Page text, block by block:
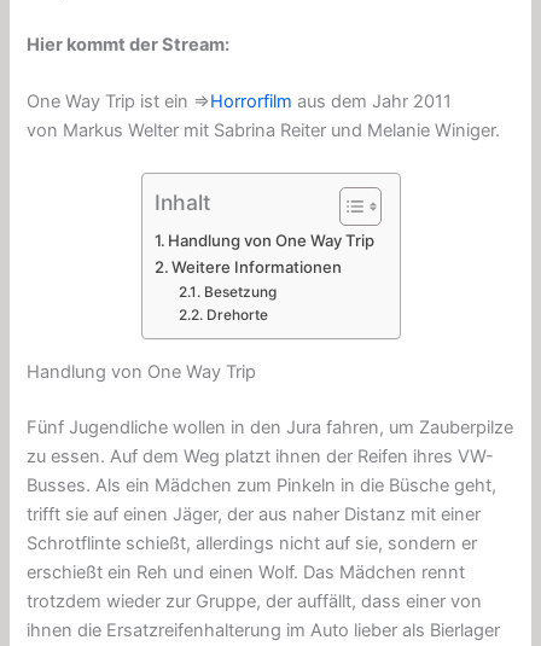
Hier kommt der Stream:
One Way Trip ist ein ⇒Horrorfilm aus dem Jahr 2011
von Markus Welter mit Sabrina Reiter und Melanie Winiger.
Inhalt
Handlung von One Way Trip
Weitere Informationen
Besetzung
Drehorte
Handlung von One Way Trip
Fünf Jugendliche wollen in den Jura fahren, um Zauberpilze
zu essen. Auf dem Weg platzt ihnen der Reifen ihres VW-
Busses. Als ein Mädchen zum Pinkeln in die Büsche geht,
trifft sie auf einen Jäger, der aus naher Distanz mit einer
Schrotflinte schießt, allerdings nicht auf sie, sondern er
erschießt ein Reh und einen Wolf. Das Mädchen rennt
trotzdem wieder zur Gruppe, der auffällt, dass einer von
ihnen die Ersatzreifenhalterung im Auto lieber als Bierlager